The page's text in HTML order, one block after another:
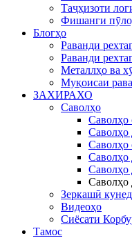
Таҷҳизоти
Фишанги
Блогҳо
Раванди
Раванди
Металлҳо ва
Муқоисаи
ЗАХИРАХО
Саволҳо
Саволҳо
Саволҳо
Саволҳо
Саволҳо
Саволҳо
Саволҳо
Зеркашӣ кунед
Видеоҳо
Сиёсати
Тамос